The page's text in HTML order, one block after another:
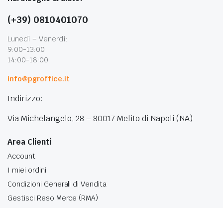
(+39) 0810401070
Lunedì – Venerdì:
9:00-13:00
14:00-18:00
info@pgroffice.it
Indirizzo:
Via Michelangelo, 28 – 80017 Melito di Napoli (NA)
Area Clienti
Account
I miei ordini
Condizioni Generali di Vendita
Gestisci Reso Merce (RMA)